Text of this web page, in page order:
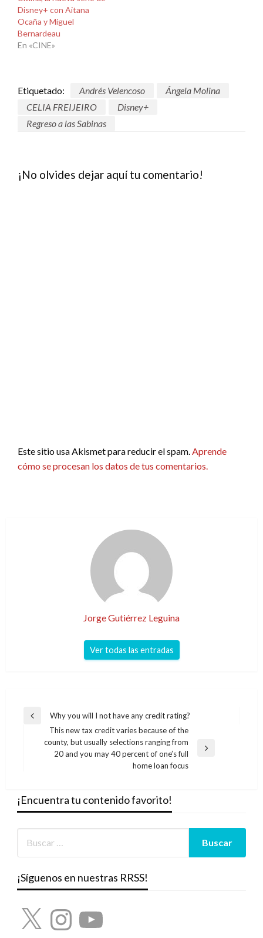
Disney+ con Aitana
Ocaña y Miguel
Bernardeau
En «CINE»
Etiquetado: Andrés Velencoso
Ángela Molina
CELIA FREIJEIRO
Disney+
Regreso a las Sabinas
¡No olvides dejar aquí tu comentario!
Este sitio usa Akismet para reducir el spam. Aprende
cómo se procesan los datos de tus comentarios.
Jorge Gutiérrez Leguina
Ver todas las entradas
Navegación
entradas
Entrada
Why you will I not have any credit rating?
Entrada
This new tax credit varies because of the
county, but usually selections ranging from
20 and you may 40 percent of one’s full
home loan focus
¡Encuentra tu contenido favorito!
¡Síguenos en nuestras RRSS!
X InstagramYouTube